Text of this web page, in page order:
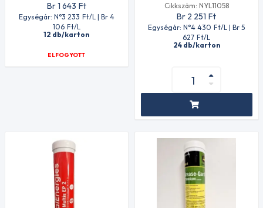
Br 1 643 Ft
Egységár: N°3 233 Ft/L | Br 4
106 Ft/L
12 db/karton
ELFOGYOTT
Cikkszám: NYL11058
Br 2 251 Ft
Egységár: N°4 430 Ft/L | Br 5
627 Ft/L
24 db/karton